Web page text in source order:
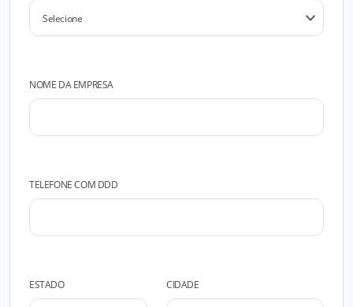
NOME DA EMPRESA
TELEFONE COM DDD
ESTADO CIDADE